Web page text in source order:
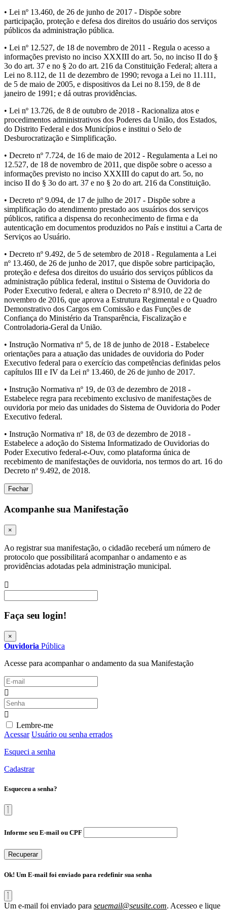
• Lei nº 13.460, de 26 de junho de 2017 - Dispõe sobre
participação, proteção e defesa dos direitos do usuário dos serviços
públicos da administração pública.
• Lei nº 12.527, de 18 de novembro de 2011 - Regula o acesso a
informações previsto no inciso XXXIII do art. 5o, no inciso II do §
3o do art. 37 e no § 2o do art. 216 da Constituição Federal; altera a
Lei no 8.112, de 11 de dezembro de 1990; revoga a Lei no 11.111,
de 5 de maio de 2005, e dispositivos da Lei no 8.159, de 8 de
janeiro de 1991; e dá outras providências.
• Lei nº 13.726, de 8 de outubro de 2018 - Racionaliza atos e
procedimentos administrativos dos Poderes da União, dos Estados,
do Distrito Federal e dos Municípios e institui o Selo de
Desburocratização e Simplificação.
• Decreto nº 7.724, de 16 de maio de 2012 - Regulamenta a Lei no
12.527, de 18 de novembro de 2011, que dispõe sobre o acesso a
informações previsto no inciso XXXIII do caput do art. 5o, no
inciso II do § 3o do art. 37 e no § 2o do art. 216 da Constituição.
• Decreto nº 9.094, de 17 de julho de 2017 - Dispõe sobre a
simplificação do atendimento prestado aos usuários dos serviços
públicos, ratifica a dispensa do reconhecimento de firma e da
autenticação em documentos produzidos no País e institui a Carta de
Serviços ao Usuário.
• Decreto nº 9.492, de 5 de setembro de 2018 - Regulamenta a Lei
nº 13.460, de 26 de junho de 2017, que dispõe sobre participação,
proteção e defesa dos direitos do usuário dos serviços públicos da
administração pública federal, institui o Sistema de Ouvidoria do
Poder Executivo federal, e altera o Decreto nº 8.910, de 22 de
novembro de 2016, que aprova a Estrutura Regimental e o Quadro
Demonstrativo dos Cargos em Comissão e das Funções de
Confiança do Ministério da Transparência, Fiscalização e
Controladoria-Geral da União.
• Instrução Normativa nº 5, de 18 de junho de 2018 - Estabelece
orientações para a atuação das unidades de ouvidoria do Poder
Executivo federal para o exercício das competências definidas pelos
capítulos III e IV da Lei nº 13.460, de 26 de junho de 2017.
• Instrução Normativa nº 19, de 03 de dezembro de 2018 -
Estabelece regra para recebimento exclusivo de manifestações de
ouvidoria por meio das unidades do Sistema de Ouvidoria do Poder
Executivo federal.
• Instrução Normativa nº 18, de 03 de dezembro de 2018 -
Estabelece a adoção do Sistema Informatizado de Ouvidorias do
Poder Executivo federal-e-Ouv, como plataforma única de
recebimento de manifestações de ouvidoria, nos termos do art. 16 do
Decreto nº 9.492, de 2018.
Fechar
Acompanhe sua Manifestação
×
Ao registrar sua manifestação, o cidadão receberá um número de
protocolo que possibilitará acompanhar o andamento e as
providências adotadas pela administração municipal.
Faça seu login!
×
Ouvidoria Pública
Acesse para acompanhar o andamento da sua Manifestação
Lembre-me
Acessar Usuário ou senha errados
Esqueci a senha
Cadastrar
Esqueceu a senha?
Informe seu E-mail ou CPF
Recuperar
Ok! Um E-mail foi enviado para redefinir sua senha
Um e-mail foi enviado para seuemail@seusite.com. Acesseo e lique